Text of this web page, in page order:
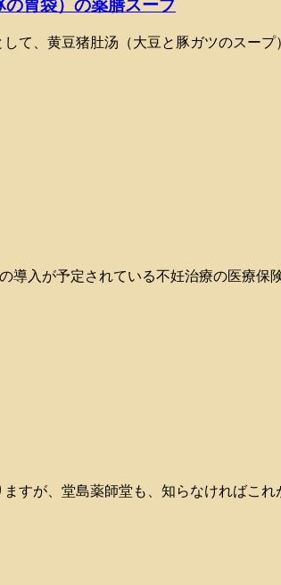
胃袋）の薬膳スープ
て、黄豆猪肚汤（大豆と豚ガツのスー
導入が予定されている不妊治療の医療
すが、堂島薬師堂も、知らなければこ